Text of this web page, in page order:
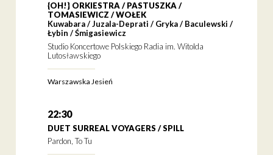
{OH!} ORKIESTRA / PASTUSZKA /
TOMASIEWICZ / WOŁEK
Kuwabara / Juzala-Deprati / Gryka / Baculewski /
Łybin / Śmigasiewicz
Studio Koncertowe Polskiego Radia im. Witolda
Lutosławskiego
Warszawska Jesień
22:30
DUET SURREAL VOYAGERS / SPILL
Pardon, To Tu